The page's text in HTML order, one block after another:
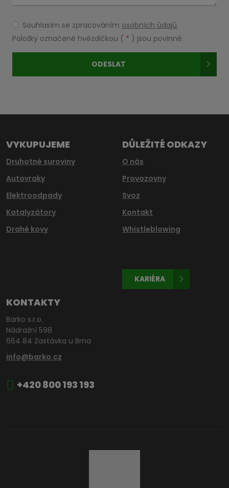
Souhlasím
se
zpracováním
osobních
Souhlasím se zpracováním osobních údajů.
Položky označené hvězdičkou ( * ) jsou povinné.
ODESLAT
nepodařilo
VYKUPUJEME
Druhotné suroviny
Autovraky
Elektroodpady
Katalyzátory
Drahé kovy
DŮLEŽITÉ ODKAZY
O nás
Provozovny
Svoz
Kontakt
Whistleblowing
KARIÉRA
KONTAKTY
Barko s.r.o.
Nádražní 598
664 84 Zastávka u Brna
info@barko.cz
+420 800 193 193